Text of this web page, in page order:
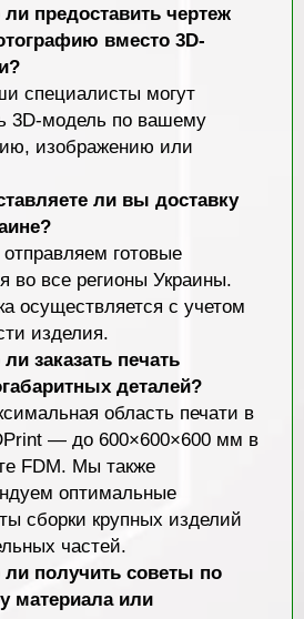
предоставить чертеж
вместо 3D-
специалисты могут
3D-модель по вашему
изображению или
ли вы доставку
готовые
во все регионы Украины.
осуществляется с учетом
изделия.
заказать печать
деталей?
область печати в
— до 600×600×600 мм в
FDM. Мы также
оптимальные
сборки крупных изделий
частей.
получить советы по
материала или